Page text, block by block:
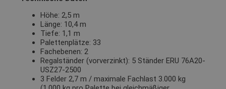
Höhe: 2,5 m
Länge: 10,4 m
Tiefe: 1,1 m
Palettenplätze: 33
Fachebenen: 2
Regalständer (vorverzinkt): 5 Ständer ERU 76A20-
USZ27-2500
3 Felder 2,7 m / maximale Fachlast 3.000 kg